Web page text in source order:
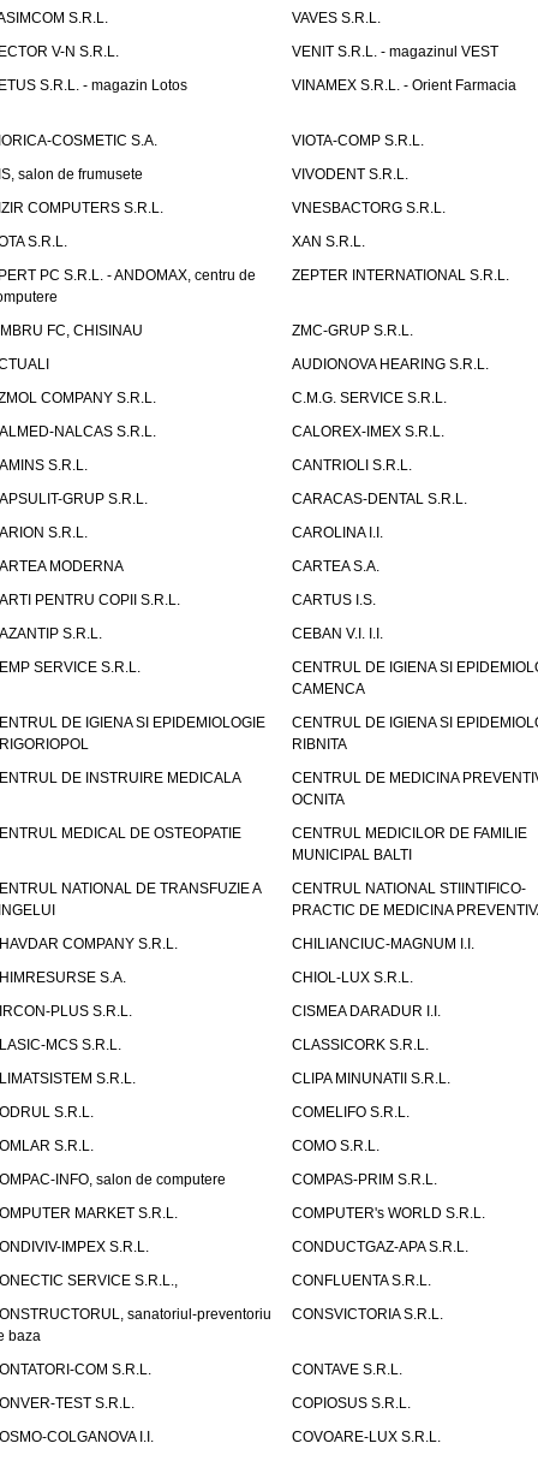
S.R.L.
VAVES S.R.L.
V-N S.R.L.
VENIT S.R.L. - magazinul VEST
S.R.L. - magazin Lotos
VINAMEX S.R.L. - Orient Farmacia
COSMETIC S.A.
VIOTA-COMP S.R.L.
salon de frumusete
VIVODENT S.R.L.
COMPUTERS S.R.L.
VNESBACTORG S.R.L.
S.R.L.
XAN S.R.L.
PC S.R.L. - ANDOMAX, centru de
ZEPTER INTERNATIONAL S.R.L.
FC, CHISINAU
ZMC-GRUP S.R.L.
AUDIONOVA HEARING S.R.L.
COMPANY S.R.L.
C.M.G. SERVICE S.R.L.
NALCAS S.R.L.
CALOREX-IMEX S.R.L.
S.R.L.
CANTRIOLI S.R.L.
GRUP S.R.L.
CARACAS-DENTAL S.R.L.
S.R.L.
CAROLINA I.I.
MODERNA
CARTEA S.A.
PENTRU COPII S.R.L.
CARTUS I.S.
S.R.L.
CEBAN V.I. I.I.
SERVICE S.R.L.
CENTRUL DE IGIENA SI
CAMENCA
DE IGIENA SI EPIDEMIOLOGIE
CENTRUL DE IGIENA SI
RIBNITA
DE INSTRUIRE MEDICALA
CENTRUL DE MEDICINA
OCNITA
MEDICAL DE OSTEOPATIE
CENTRUL MEDICILOR DE FAMILIE
MUNICIPAL BALTI
NATIONAL DE TRANSFUZIE A
CENTRUL NATIONAL STIINTIFICO-
PRACTIC DE MEDICINA
COMPANY S.R.L.
CHILIANCIUC-MAGNUM I.I.
S.A.
CHIOL-LUX S.R.L.
PLUS S.R.L.
CISMEA DARADUR I.I.
MCS S.R.L.
CLASSICORK S.R.L.
S.R.L.
CLIPA MINUNATII S.R.L.
S.R.L.
COMELIFO S.R.L.
S.R.L.
COMO S.R.L.
INFO, salon de computere
COMPAS-PRIM S.R.L.
MARKET S.R.L.
COMPUTER's WORLD S.R.L.
IMPEX S.R.L.
CONDUCTGAZ-APA S.R.L.
SERVICE S.R.L.,
CONFLUENTA S.R.L.
sanatoriul-preventoriu
baza
CONSVICTORIA S.R.L.
COM S.R.L.
CONTAVE S.R.L.
TEST S.R.L.
COPIOSUS S.R.L.
COLGANOVA I.I.
COVOARE-LUX S.R.L.